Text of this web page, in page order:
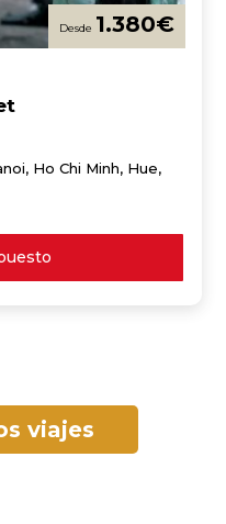
1.380€
Ho Chi Minh, Hue,
viajes